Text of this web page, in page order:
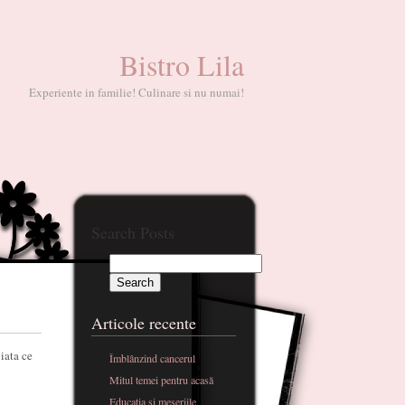
Bistro Lila
Experiente in familie! Culinare si nu numai!
ce
Search Posts
Articole recente
Îmblânzind cancerul
Mitul temei pentru acasă
Educatia si meseriile